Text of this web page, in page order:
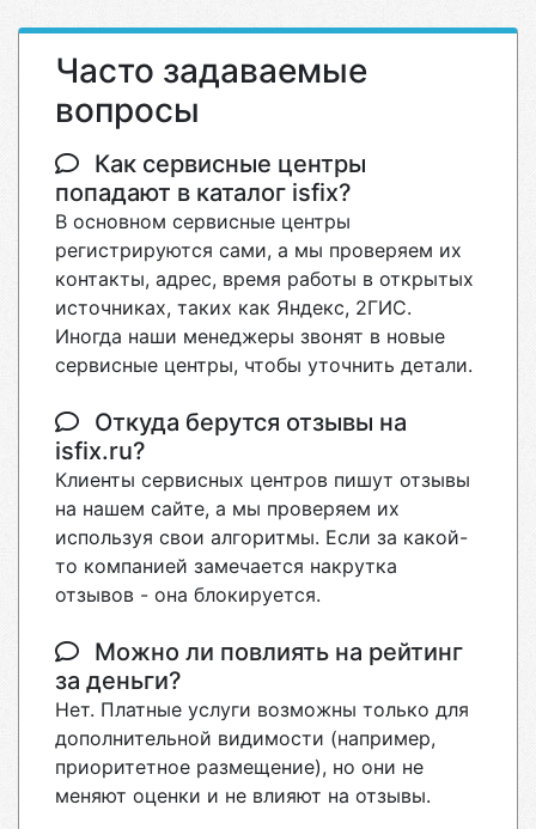
Часто задаваемые
вопросы
Как сервисные центры
попадают в каталог isfix?
В основном сервисные центры
регистрируются сами, а мы проверяем их
контакты, адрес, время работы в открытых
источниках, таких как Яндекс, 2ГИС.
Иногда наши менеджеры звонят в новые
сервисные центры, чтобы уточнить детали.
Откуда берутся отзывы на
isfix.ru?
Клиенты сервисных центров пишут отзывы
на нашем сайте, а мы проверяем их
используя свои алгоритмы. Если за какой-
то компанией замечается накрутка
отзывов - она блокируется.
Можно ли повлиять на рейтинг
за деньги?
Нет. Платные услуги возможны только для
дополнительной видимости (например,
приоритетное размещение), но они не
меняют оценки и не влияют на отзывы.